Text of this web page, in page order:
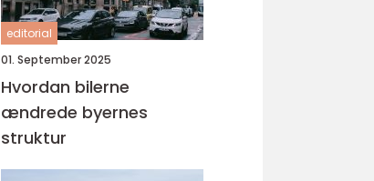
editorial
01. September 2025
Hvordan bilerne
ændrede byernes
struktur